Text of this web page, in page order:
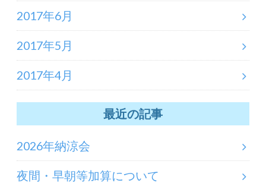
2017年6月
2017年5月
2017年4月
最近の記事
2026年納涼会
夜間・早朝等加算について